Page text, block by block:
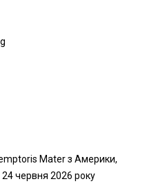
Mater з Америки,
24 червня 2026 року